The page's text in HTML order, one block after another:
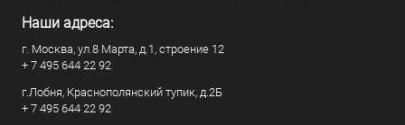
Наши адреса:
г. Москва, ул.8 Марта, д.1, строение 12
+ 7 495 644 22 92
г.Лобня, Краснополянский тупик, д.2Б
+ 7 495 644 22 92